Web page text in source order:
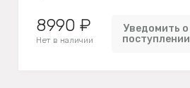
8990 ₽
Нет в наличии
Уведомить о
поступлении